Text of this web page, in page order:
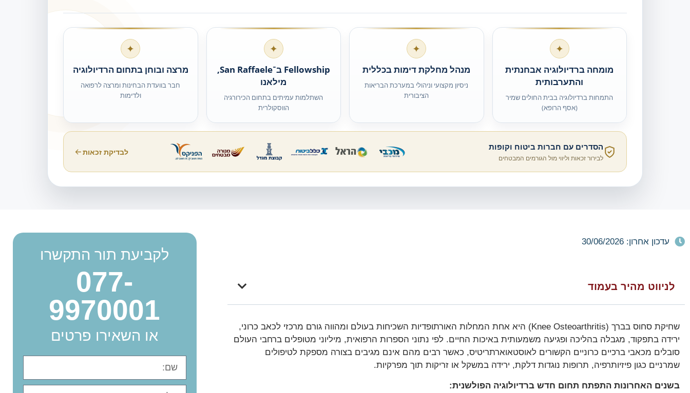
✦
מומחה ברדיולוגיה אבחנתית
והתערבותית
התמחות ברדיולוגיה בבית החולים שמיר
(אסף הרופא)
✦
מנהל מחלקת דימות בכללית
ניסיון מקצועי וניהולי במערכת הבריאות
הציבורית
✦
Fellowship ב־San Raffaele,
מילאנו
השתלמות עמיתים בתחום הכירורגיה
הווסקולרית
✦
מרצה ובוחן בתחום הרדיולוגיה
חבר בוועדת הבחינות ומרצה לרפואה
ולדימות
הסדרים עם חברות ביטוח וקופות
לבירור זכאות וליווי מול הגורמים המבטחים
לבדיקת זכאות
עדכון אחרון: 30/06/2026
לניווט מהיר בעמוד
שחיקת סחוס בברך (Knee Osteoarthritis) היא אחת המחלות האורתופדיות השכיחות בעולם ומהווה גורם מרכזי לכאב כרוני,
ירידה בתפקוד, מגבלה בהליכה ופגיעה משמעותית באיכות החיים. לפי נתוני הספרות הרפואית, מיליוני מטופלים ברחבי העולם
סובלים מכאבי ברכיים כרוניים הקשורים לאוסטאוארתריטיס, כאשר רבים מהם אינם מגיבים בצורה מספקת לטיפולים
שמרניים כגון פיזיותרפיה, תרופות נוגדות דלקת, ירידה במשקל או זריקות תוך מפרקיות.
בשנים האחרונות התפתח תחום חדש ברדיולוגיה הפולשנית:
לקביעת תור התקשרו
077-
9970001
או השאירו פרטים